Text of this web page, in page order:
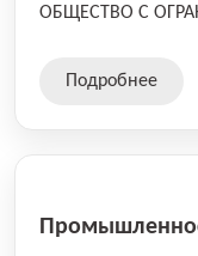
ОБЩЕСТВО С
Подробнее